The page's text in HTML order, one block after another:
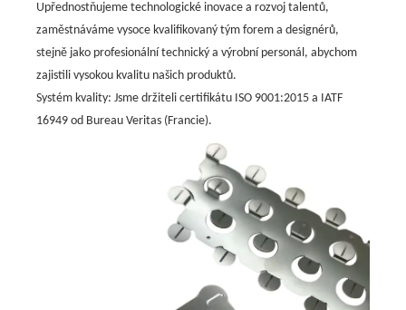
Upřednostňujeme technologické inovace a rozvoj talentů,
zaměstnáváme vysoce kvalifikovaný tým forem a designérů,
stejně jako profesionální technický a výrobní personál, abychom
zajistili vysokou kvalitu našich produktů.
Systém kvality: Jsme držiteli certifikátu ISO 9001:2015 a IATF
16949 od Bureau Veritas (Francie).